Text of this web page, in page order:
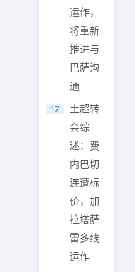
运作，
将重新
推进与
巴萨沟
通
17
土超转
会综
述：费
内巴切
连遭标
价，加
拉塔萨
雷多线
运作